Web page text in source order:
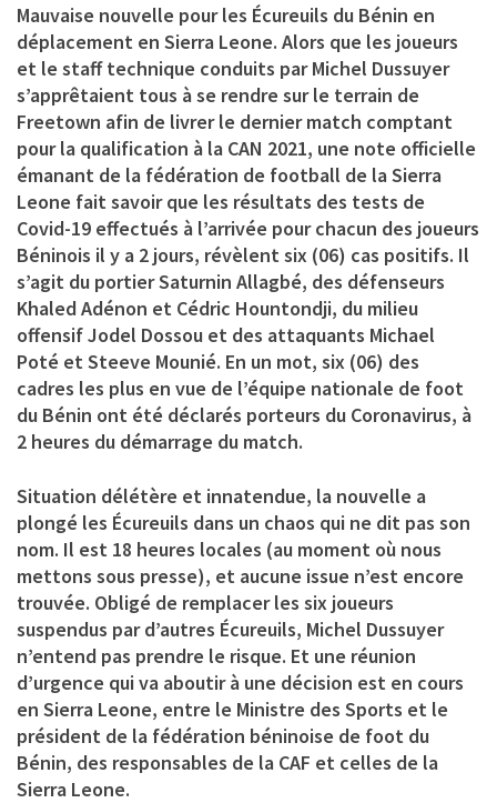
Mauvaise nouvelle pour les Écureuils du Bénin en
déplacement en Sierra Leone. Alors que les joueurs
et le staff technique conduits par Michel Dussuyer
s’apprêtaient tous à se rendre sur le terrain de
Freetown afin de livrer le dernier match comptant
pour la qualification à la CAN 2021, une note officielle
émanant de la fédération de football de la Sierra
Leone fait savoir que les résultats des tests de
Covid-19 effectués à l’arrivée pour chacun des joueurs
Béninois il y a 2 jours, révèlent six (06) cas positifs. Il
s’agit du portier Saturnin Allagbé, des défenseurs
Khaled Adénon et Cédric Hountondji, du milieu
offensif Jodel Dossou et des attaquants Michael
Poté et Steeve Mounié. En un mot, six (06) des
cadres les plus en vue de l’équipe nationale de foot
du Bénin ont été déclarés porteurs du Coronavirus, à
2 heures du démarrage du match.
Situation délétère et innatendue, la nouvelle a
plongé les Écureuils dans un chaos qui ne dit pas son
nom. Il est 18 heures locales (au moment où nous
mettons sous presse), et aucune issue n’est encore
trouvée. Obligé de remplacer les six joueurs
suspendus par d’autres Écureuils, Michel Dussuyer
n’entend pas prendre le risque. Et une réunion
d’urgence qui va aboutir à une décision est en cours
en Sierra Leone, entre le Ministre des Sports et le
président de la fédération béninoise de foot du
Bénin, des responsables de la CAF et celles de la
Sierra Leone.